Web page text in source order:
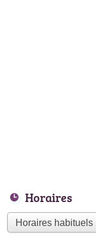
Horaires